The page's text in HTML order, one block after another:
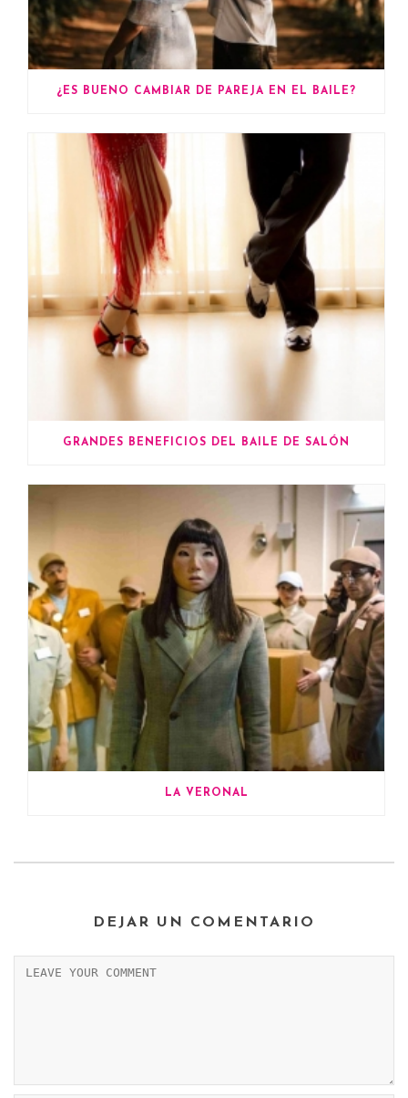
¿ES BUENO CAMBIAR DE PAREJA EN EL BAILE?
GRANDES BENEFICIOS DEL BAILE DE SALÓN
LA VERONAL
DEJAR UN COMENTARIO